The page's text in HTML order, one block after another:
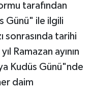
tarafından
Günü" ile ilgili
sonrasında tarihi
Ramazan ayının
Kudüs Günü"nde
daim